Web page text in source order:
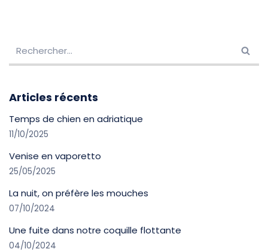
Articles récents
Temps de chien en adriatique
11/10/2025
Venise en vaporetto
25/05/2025
La nuit, on préfère les mouches
07/10/2024
Une fuite dans notre coquille flottante
04/10/2024